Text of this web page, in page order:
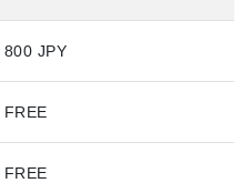
800 JPY
FREE
FREE